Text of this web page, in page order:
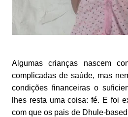
Algumas crianças nascem
complicadas de saúde, mas
condições financeiras o
lhes resta uma coisa: fé. E foi
com que os pais de Dhule-